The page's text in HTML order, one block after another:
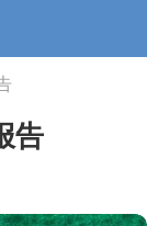
告